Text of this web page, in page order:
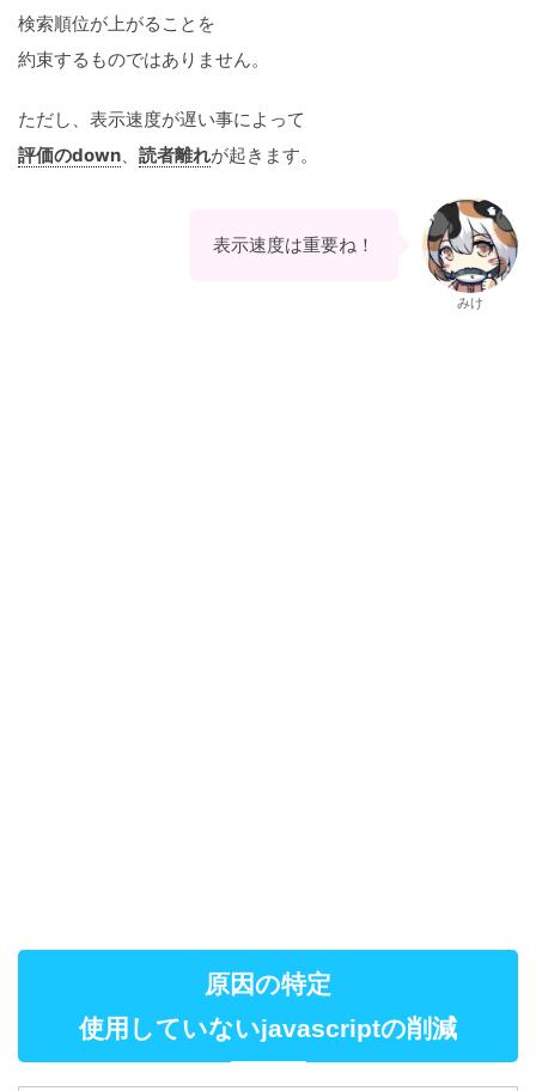
検索順位が上がることを
約束するものではありません。
ただし、表示速度が遅い事によって
評価のdown、 読者離れが起きます。
表示速度は重要ね！
みけ
原因の特定
使用していないjavascriptの削減